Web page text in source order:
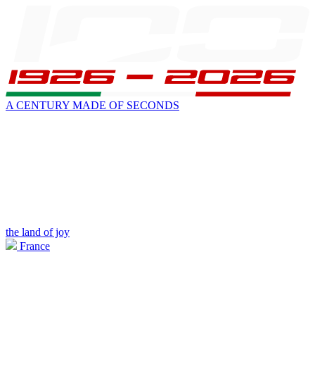
A CENTURY MADE OF SECONDS
the land of joy
France